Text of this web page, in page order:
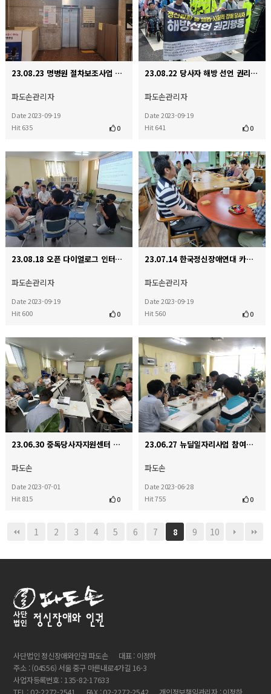
23.08.23 명병원 절차보조사업 홍보 방문
파도손관리자
Date 2023-09-19
Hit 635
0
23.08.22 당사자 해방 선언 권리 행동
파도손관리자
Date 2023-09-19
Hit 641
0
23.08.18 오픈 다이얼로그 인터비젼과 kbs 인터뷰
파도손관리자
Date 2023-09-19
Hit 600
0
23.07.14 한국정신장애연대 카미 내방
파도손관리자
Date 2023-09-19
Hit 560
0
23.06.30 중독당사자지원센터 기관 방문
파도손
Date 2023-07-01
Hit 815
0
23.06.27 뉴딜일자리사업 참여자 교육 수료
파도손
Date 2023-06-28
Hit 755
0
1 2 3 4 5 6 7 8 9 10
사단법인 정신장애와인권 파도손
대표 : 이정하
주소 : (04556) 서울 중구 마른내로4가길 16-3
사업자등록번호 : 135-82-17633